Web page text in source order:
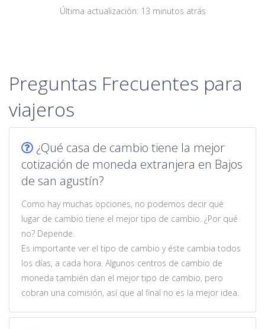
Última actualización: 13 minutos atrás
Preguntas Frecuentes para
viajeros
¿Qué casa de cambio tiene la mejor
cotización de moneda extranjera en Bajos
de san agustín?
Como hay muchas opciones, no podemos decir qué
lugar de cambio tiene el mejor tipo de cambio. ¿Por qué
no? Depende.
Es importante ver el tipo de cambio y éste cambia todos
los días, a cada hora. Algunos centros de cambio de
moneda también dan el mejor tipo de cambio, pero
cobran una comisión, así que al final no es la mejor idea.